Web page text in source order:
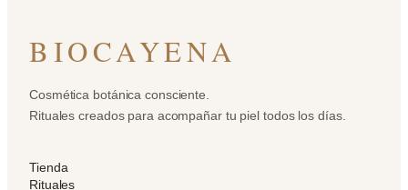
BIOCAYENA
Cosmética botánica consciente.
Rituales creados para acompañar tu piel todos los días.
Tienda
Rituales